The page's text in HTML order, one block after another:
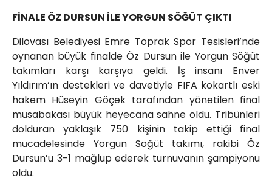
FİNALE ÖZ DURSUN İLE YORGUN SÖĞÜT ÇIKTI
Dilovası Belediyesi Emre Toprak Spor Tesisleri’nde
oynanan büyük finalde Öz Dursun ile Yorgun Söğüt
takımları karşı karşıya geldi. İş insanı Enver
Yıldırım’ın destekleri ve davetiyle FIFA kokartlı eski
hakem Hüseyin Göçek tarafından yönetilen final
müsabakası büyük heyecana sahne oldu. Tribünleri
dolduran yaklaşık 750 kişinin takip ettiği final
mücadelesinde Yorgun Söğüt takımı, rakibi Öz
Dursun’u 3-1 mağlup ederek turnuvanın şampiyonu
oldu.